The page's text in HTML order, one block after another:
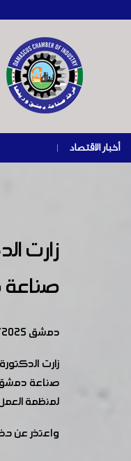
أخبار الاقتصاد |
زارت
صناعة
دمشق 29/5/2025
زارت
صناعة دمشق
لمنظمة
واعتذر عن